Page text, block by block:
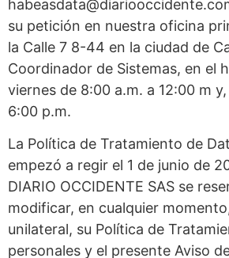
su petición en nuestra oficina
la Calle 7 8-44 en la ciudad de
Coordinador de Sistemas, en el
viernes de 8:00 a.m. a 12:00 m
6:00 p.m.
La Política de Tratamiento de
empezó a regir el 1 de junio de
DIARIO OCCIDENTE SAS se
modificar, en cualquier
unilateral, su Política de
personales y el presente Aviso